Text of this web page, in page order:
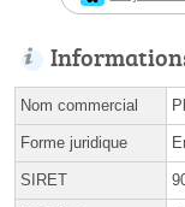
Nom commercial
Forme juridique
SIRET